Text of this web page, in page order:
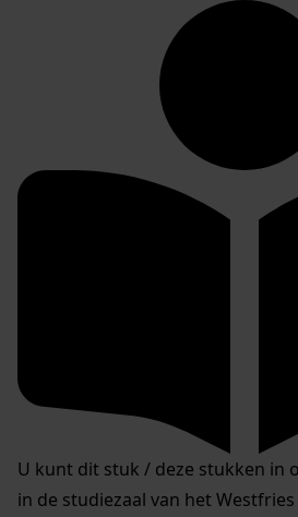
U kunt dit stuk / deze stukken in
in de studiezaal van het Westfries